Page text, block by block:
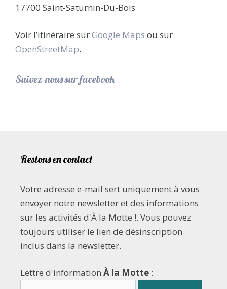
17700 Saint-Saturnin-Du-Bois
Voir l’itinéraire surGoogle Maps ou sur
OpenStreetMap.
Suivez-nous sur facebook
Restons en contact
Votre adresse e-mail sert uniquement à vous
envoyer notre newsletter et des informations
sur les activités d'À la Motte !. Vous pouvez
toujours utiliser le lien de désinscription
inclus dans la newsletter.
Lettre d'information À la Motte :